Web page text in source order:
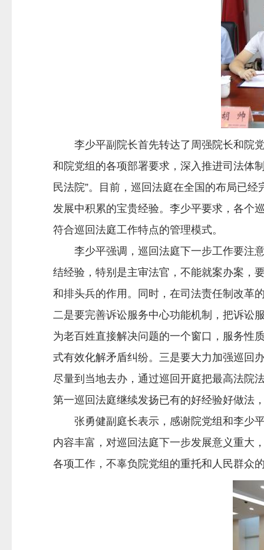
李少平副院长首先转达了周强院长和院党
和院党组的各项部署要求，深入推进司法体
民法院”。目前，巡回法庭在全国的布局已
发展中积累的宝贵经验。李少平要求，各个
符合巡回法庭工作特点的管理模式。
李少平强调，巡回法庭下一步工作要注意
结经验，特别是主审法官，不能就案办案，
和排头兵的作用。同时，在司法责任制改革
二是要完善诉讼服务中心功能机制，把诉讼
为老百姓直接解决问题的一个窗口，服务性
式有效化解矛盾纠纷。三是要大力加强巡回
尽量到当地去办，通过巡回开庭把最高法院
第一巡回法庭继续发扬已有的好经验好做法
张勇健副庭长表示，感谢院党组和李少平
内容丰富，对巡回法庭下一步发展意义重大
各项工作，不辜负院党组的重托和人民群众